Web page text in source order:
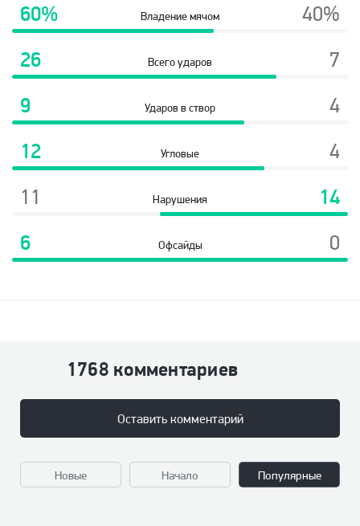
60% Владение мячом
40%
26
Всего ударов
7
9
Ударов в створ
4
12
Угловые
4
11
Нарушения
14
6
Офсайды 0
1768 комментариев
Оставить комментарий
Новые Начало Популярные